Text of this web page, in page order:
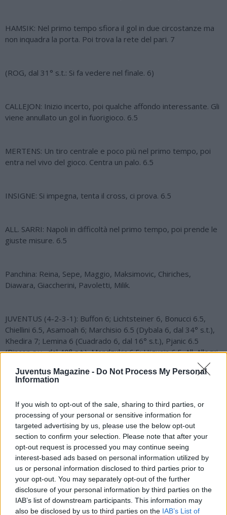
Juventus Magazine - Do Not Process My Personal
Information
If you wish to opt-out of the sale, sharing to third parties, or
processing of your personal or sensitive information for
targeted advertising by us, please use the below opt-out
section to confirm your selection. Please note that after your
opt-out request is processed you may continue seeing
interest-based ads based on personal information utilized by
us or personal information disclosed to third parties prior to
your opt-out. You may separately opt-out of the further
disclosure of your personal information by third parties on the
IAB’s list of downstream participants. This information may
also be disclosed by us to third parties on the IAB’s List of
HAMSIK: Nel primo tempo sfiora il gol in due circostanze ma
non inquadra la porta. Poi trova la rete del pari. 7
(ROG, dal 31° s.t.: Si fa vedere nel finale. 6)
CALLEJON: Inizio incerto, poi qualche affondo interessante. Gli
viene annullato un gol in fuorigioco. 6.5
MERTENS: Un tiro centrale e poco più nel primo tempo, poi
entra nel vivo del gioco. Centra un palo. 6.5
INSIGNE: Si impegna, tenta il cross, ci prova. 6.5
ALL. SARRI: Napoli in difficoltà nel primo tempo, poi prende le
giuste misure. 6.5
Panchina: Reina, Sepe, Maggio, Maksimovic, Chiriches,
Diawara, Giaccherini, Pavoletti, Milik.
JUVENTUS (4-2-3-1): Buffon 6; Lichtsteiner 6, Bonucci 6.5,
Chiellini 6.5, Asamoah 6; Marchisio 6.5 (Dybala 6, dal 34° s.t.),
Khedira 7; Lemina 6 (Cuadrado 6, dal 16° s.t.), Pjanic 6.5
(Rincon s.v., dal 40° s.t.), Mandzukic 6.5; Higuain 6.5. All. Allegri
Rugani, Dani Alves, Sturaro, Mandragora.
ARBITRO Daniele ORSATO di Schio (Assistenti: Di Fiore-
Manganelli. IV uomo: Cariolato. Arbitri di porta: Rocchi-
Damato): Lascia correre l'azione. 6
LA DIRETTA ONLINE DI "NAPOLI MAGAZINE"